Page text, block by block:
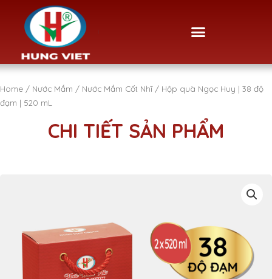
content
Menu
Home / Nước Mắm / Nước Mắm Cốt Nhĩ/ Hộp quà Ngọc Huy | 38 độ
đạm | 520 mL
CHI TIẾT SẢN PHẨM